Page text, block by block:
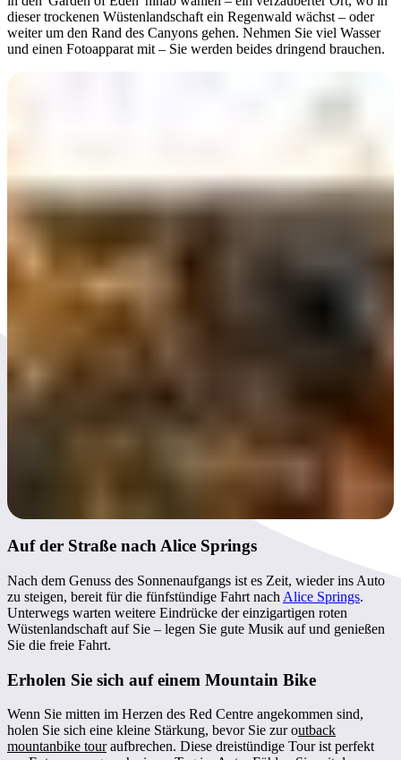
dieser trockenen Wüstenlandschaft ein Regenwald wächst – oder
weiter um den Rand des Canyons gehen. Nehmen Sie viel Wasser
und einen Fotoapparat mit – Sie werden beides dringend brauchen.
Tag 3
Auf der Straße nach Alice Springs
Nach dem Genuss des Sonnenaufgangs ist es Zeit, wieder ins Auto
zu steigen, bereit für die fünfstündige Fahrt nach Alice Springs.
Unterwegs warten weitere Eindrücke der einzigartigen roten
Wüstenlandschaft auf Sie – legen Sie gute Musik auf und genießen
Sie die freie Fahrt.
Erholen Sie sich auf einem Mountain Bike
Wenn Sie mitten im Herzen des Red Centre angekommen sind,
holen Sie sich eine kleine Stärkung, bevor Sie zur outback
mountanbike touraufbrechen. Diese dreistündige Tour ist perfekt